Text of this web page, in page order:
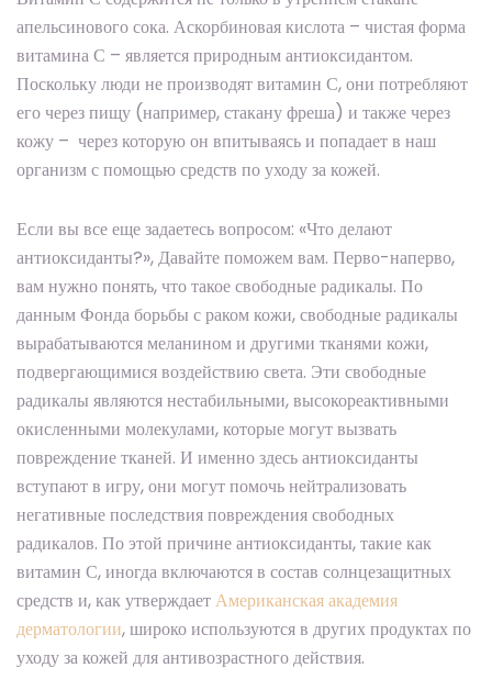
апельсинового сока. Аскорбиновая кислота – чистая форма
витамина С – является природным антиоксидантом.
Поскольку люди не производят витамин С, они потребляют
его через пищу (например, стакану фреша) и также через
кожу – через которую он впитываясь и попадает в наш
организм с помощью средств по уходу за кожей.
Если вы все еще задаетесь вопросом: «Что делают
антиоксиданты?», Давайте поможем вам. Перво-наперво,
вам нужно понять, что такое свободные радикалы. По
данным Фонда борьбы с раком кожи, свободные радикалы
вырабатываются меланином и другими тканями кожи,
подвергающимися воздействию света. Эти свободные
радикалы являются нестабильными, высокореактивными
окисленными молекулами, которые могут вызвать
повреждение тканей. И именно здесь антиоксиданты
вступают в игру, они могут помочь нейтрализовать
негативные последствия повреждения свободных
радикалов. По этой причине антиоксиданты, такие как
витамин С, иногда включаются в состав солнцезащитных
средств и, как утверждаетАмериканская академия
дерматологии, широко используются в других продуктах по
уходу за кожей для антивозрастного действия.